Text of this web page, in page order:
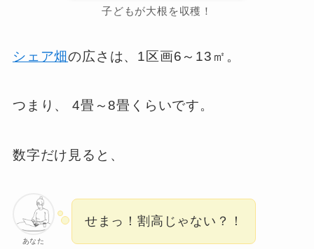
子どもが大根を収穫！
シェア畑の広さは、1区画6～13㎡。
つまり、 4畳～8畳くらいです。
数字だけ見ると、
あなた
せまっ！割高じゃない？！